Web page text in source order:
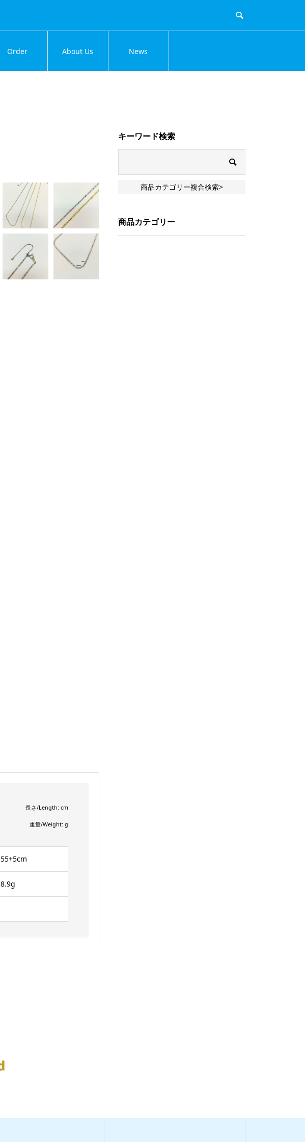
Order About Us News
長さ/Length: cm
重量/Weight: g
55+5cm
8.9g
キーワード検索
商品カテゴリー複合検索>
商品カテゴリー